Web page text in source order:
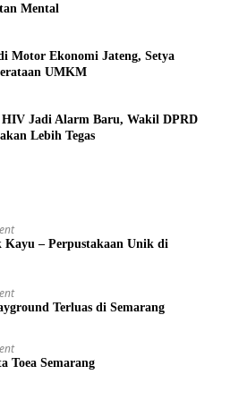
Mental
Motor Ekonomi Jateng, Setya
UMKM
HIV Jadi Alarm Baru, Wakil DPRD
Lebih Tegas
– Perpustakaan Unik di
Terluas di Semarang
Toea Semarang